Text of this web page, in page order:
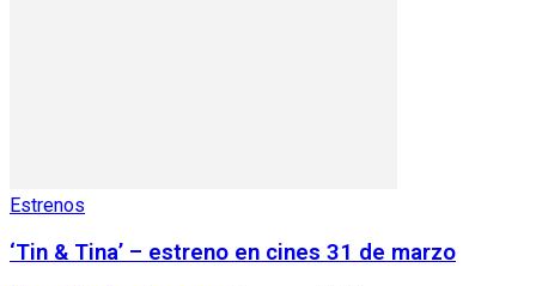
Estrenos
‘Tin & Tina’ – estreno en cines 31 de marzo